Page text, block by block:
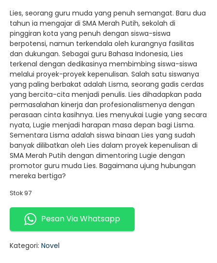
Lies, seorang guru muda yang penuh semangat. Baru dua
tahun ia mengajar di SMA Merah Putih, sekolah di
pinggiran kota yang penuh dengan siswa-siswa
berpotensi, namun terkendala oleh kurangnya fasilitas
dan dukungan. Sebagai guru Bahasa Indonesia, Lies
terkenal dengan dedikasinya membimbing siswa-siswa
melalui proyek-proyek kepenulisan. Salah satu siswanya
yang paling berbakat adalah Lisma, seorang gadis cerdas
yang bercita-cita menjadi penulis. Lies dihadapkan pada
permasalahan kinerja dan profesionalismenya dengan
perasaan cinta kasihnya. Lies menyukai Lugie yang secara
nyata, Lugie menjadi harapan masa depan bagi Lisma.
Sementara Lisma adalah siswa binaan Lies yang sudah
banyak dilibatkan oleh Lies dalam proyek kepenulisan di
SMA Merah Putih dengan dimentoring Lugie dengan
promotor guru muda Lies. Bagaimana ujung hubungan
mereka bertiga?
Stok 97
Pesan Via Whatsapp
Kategori: Novel